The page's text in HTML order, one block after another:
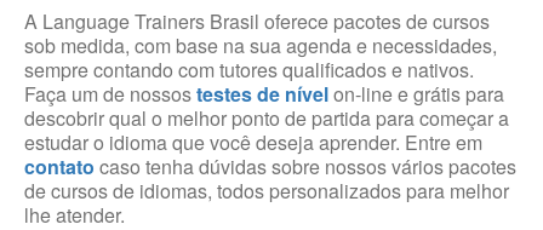
A Language Trainers Brasil oferece pacotes de cursos
sob medida, com base na sua agenda e necessidades,
sempre contando com tutores qualificados e nativos.
Faça um de nossostestes de nívelon-line e grátis para
descobrir qual o melhor ponto de partida para começar a
estudar o idioma que você deseja aprender. Entre em
contato caso tenha dúvidas sobre nossos vários pacotes
de cursos de idiomas, todos personalizados para melhor
lhe atender.